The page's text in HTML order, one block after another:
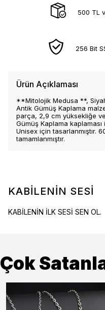
500 TL
256 Bit
Ürün Açıklaması
**Mitolojik Medusa **,
Antik Gümüş Kaplama
parça, 2,9 cm yüksekliğe
Gümüş Kaplama
Unisex için tasarlanmıştır.
tamamlanmıştır.
KABİLENİN SESİ
KABİLENİN İLK SESİ SEN OL.
Çok